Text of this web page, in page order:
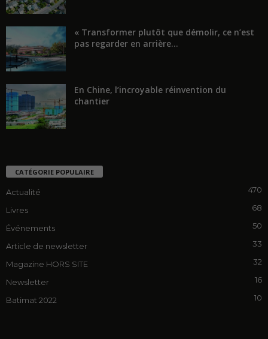
« Transformer plutôt que démolir, ce n’est
pas regarder en arrière...
En Chine, l’incroyable réinvention du
chantier
CATÉGORIE POPULAIRE
Actualité 470
Livres 68
Événements 50
Article de newsletter 33
Magazine HORS SITE 32
Newsletter 16
Batimat 2022 10